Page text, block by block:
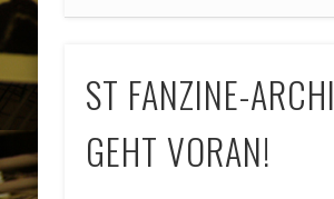
ST FANZINE-
GEHT VORAN!